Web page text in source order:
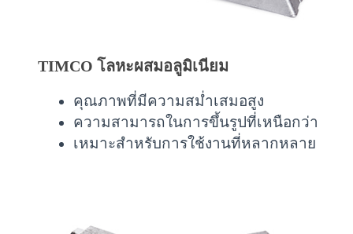
TIMCO โลหะผสมอลูมิเนียม
คุณภาพที่มีความสม่ำเสมอสูง
ความสามารถในการขึ้นรูปที่เหนือกว่า
เหมาะสำหรับการใช้งานที่หลากหลาย